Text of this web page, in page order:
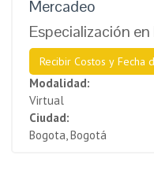
Mercadeo
Especialización
Recibir Costos y Fecha
Modalidad:
Virtual
Ciudad:
Bogota, Bogotá